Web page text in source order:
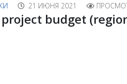
21 ИЮНЯ 2021
budget